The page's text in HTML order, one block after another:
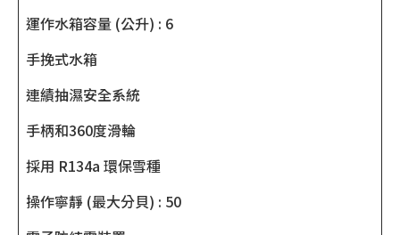
運作水箱容量 (公升) : 6
手挽式水箱
連績抽濕安全系統
手柄和360度滑輪
採用 R134a 環保雪種
操作寧靜 (最大分貝) : 50